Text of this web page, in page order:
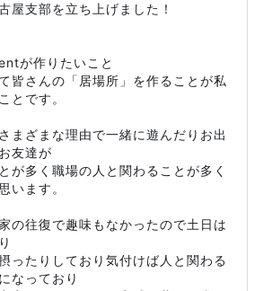
屋支部を立ち上げました！
が作りたいこと
皆さんの「居場所」を作ることが私
とです。
まざまな理由で一緒に遊んだりお出
友達が
が多く職場の人と関わることが多く
います。
の往復で趣味もなかったので土日は
ったりしており気付けば人と関わる
なっており